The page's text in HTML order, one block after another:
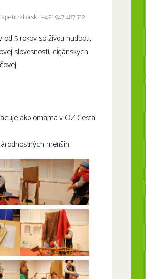
|+421 947 487 712
od 5 rokov so živou hudbou,
slovesnosti, cigánskych
ako omama v OZCesta
menšín.